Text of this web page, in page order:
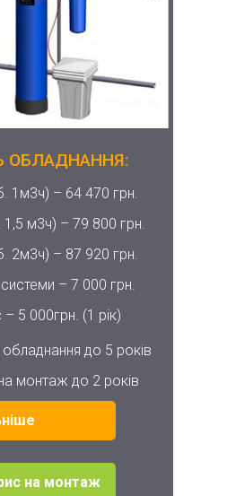
ОБЛАДНАННЯ:
1м3ч) – 64 470 грн.
м3ч) – 79 800 грн.
2м3ч) – 87 920 грн.
– 7 000 грн.
– 5 000грн. (1 рік)
обладнання до 5 років
на монтаж до 2 років
на монтаж